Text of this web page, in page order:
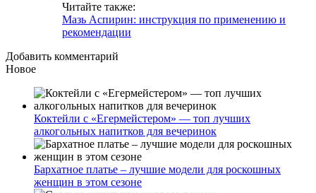
Читайте также:
Мазь Аспирин: инструкция по применению и
рекомендации
Добавить комментарий
Новое
Коктейли с «Егермейстером» — топ лучших
алкогольных напитков для вечеринок
Бархатное платье – лучшие модели для роскошных
женщин в этом сезоне